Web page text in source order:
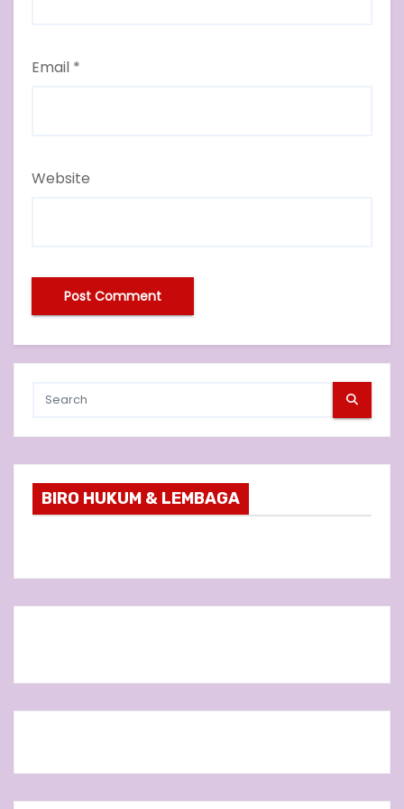
Email *
Website
BIRO HUKUM & LEMBAGA